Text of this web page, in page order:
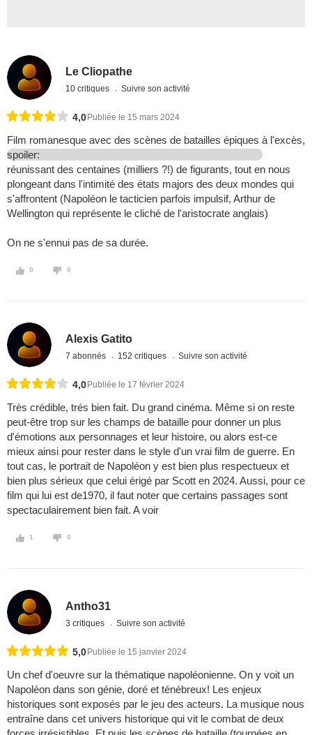
Le Cliopathe
10 critiques Suivre son activité
4,0 Publiée le 15 mars 2024
Film romanesque avec des scènes de batailles épiques à l'excès,
spoiler:
réunissant des centaines (milliers ?!) de figurants, tout en nous
plongeant dans l'intimité des états majors des deux mondes qui
s'affrontent (Napoléon le tacticien parfois impulsif, Arthur de
Wellington qui représente le cliché de l'aristocrate anglais)
On ne s'ennui pas de sa durée.
0 0
Alexis Gatito
7 abonnés 152 critiques Suivre son activité
4,0 Publiée le 17 février 2024
Très crédible, trés bien fait. Du grand cinéma. Même si on reste
peut-être trop sur les champs de bataille pour donner un plus
d'émotions aux personnages et leur histoire, ou alors est-ce
mieux ainsi pour rester dans le style d'un vrai film de guerre. En
tout cas, le portrait de Napoléon y est bien plus respectueux et
bien plus sérieux que celui érigé par Scott en 2024. Aussi, pour ce
film qui lui est de1970, il faut noter que certains passages sont
spectaculairement bien fait. A voir
1 0
Antho31
3 critiques Suivre son activité
5,0 Publiée le 15 janvier 2024
Un chef d'oeuvre sur la thématique napoléonienne. On y voit un
Napoléon dans son génie, doré et ténébreux! Les enjeux
historiques sont exposés par le jeu des acteurs. La musique nous
entraîne dans cet univers historique qui vit le combat de deux